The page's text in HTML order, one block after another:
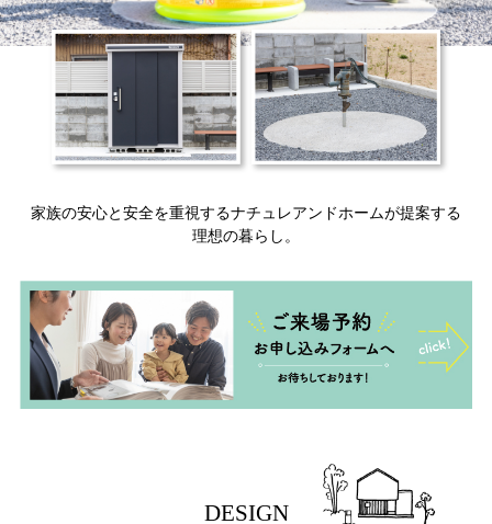
家族の安心と安全を重視するナチュレアンドホームが提案する
理想の暮らし。
DESIGN